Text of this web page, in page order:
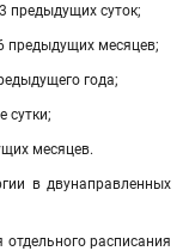
предыдущих суток;
предыдущих месяцев;
года;
сутки;
месяцев.
в двунаправленных
расписания